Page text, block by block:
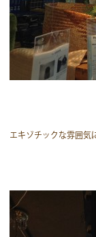
エキゾチックな雰囲気